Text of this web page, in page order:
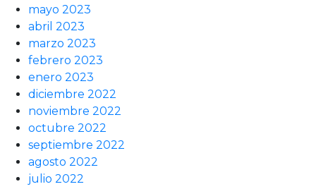
mayo 2023
abril 2023
marzo 2023
febrero 2023
enero 2023
diciembre 2022
noviembre 2022
octubre 2022
septiembre 2022
agosto 2022
julio 2022